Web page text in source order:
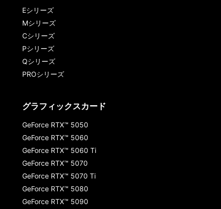
Eシリーズ
Mシリーズ
Cシリーズ
Pシリーズ
Qシリーズ
PROシリーズ
グラフィックスカード
GeForce RTX™ 5050
GeForce RTX™ 5060
GeForce RTX™ 5060 Ti
GeForce RTX™ 5070
GeForce RTX™ 5070 Ti
GeForce RTX™ 5080
GeForce RTX™ 5090